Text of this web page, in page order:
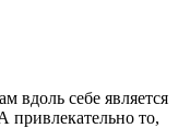
вдоль себе является
то,